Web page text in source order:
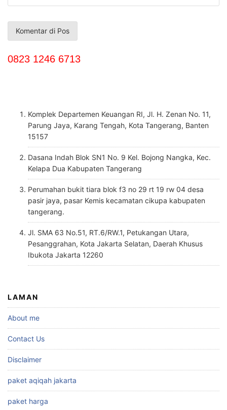
0823 1246 6713
Komplek Departemen Keuangan RI, Jl. H. Zenan No. 11,
Parung Jaya, Karang Tengah, Kota Tangerang, Banten
15157
Dasana Indah Blok SN1 No. 9 Kel. Bojong Nangka, Kec.
Kelapa Dua Kabupaten Tangerang
Perumahan bukit tiara blok f3 no 29 rt 19 rw 04 desa
pasir jaya, pasar Kemis kecamatan cikupa kabupaten
tangerang.
Jl. SMA 63 No.51, RT.6/RW.1, Petukangan Utara,
Pesanggrahan, Kota Jakarta Selatan, Daerah Khusus
Ibukota Jakarta 12260
LAMAN
About me
Contact Us
Disclaimer
paket aqiqah jakarta
paket harga